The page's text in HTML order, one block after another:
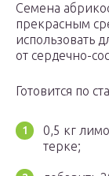
Семена
прекрасным
использовать
от сердечно-
Готовится по
0,5 кг
терке;